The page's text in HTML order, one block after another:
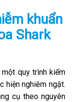
khuẩn
Shark
quy trình kiểm
hiện nghiêm ngặt.
cụ theo nguyên